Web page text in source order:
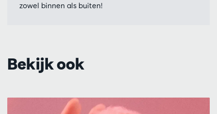
zowel binnen als buiten!
Bekijk ook